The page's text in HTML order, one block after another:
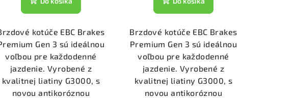
kotúče EBC Brakes
Gen 3 sú ideálnou
voľbou pre každodenné
jazdenie. Vyrobené z
kvalitnej liatiny G3000, s
novou antikoróznou
Brzdové kotúče EBC Brakes
Premium Gen 3 sú ideálnou
voľbou pre každodenné
jazdenie. Vyrobené z
kvalitnej liatiny G3000, s
novou antikoróznou